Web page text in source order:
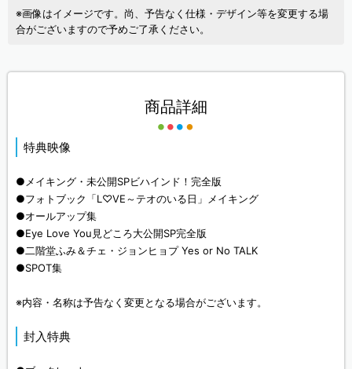
※画像はイメージです。尚、予告なく仕様・デザイン等を変更する場
合がございますので予めご了承ください。
商品詳細
特典映像
●メイキング・未公開SPビハインド！完全版
●フォトブック「L♡VE～テオのいる日」メイキング
●オールアップ集
●Eye Love You見どころ大公開SP完全版
●二階堂ふみ＆チェ・ジョンヒョプ Yes or No TALK
●SPOT集
※内容・名称は予告なく変更となる場合がございます。
封入特典